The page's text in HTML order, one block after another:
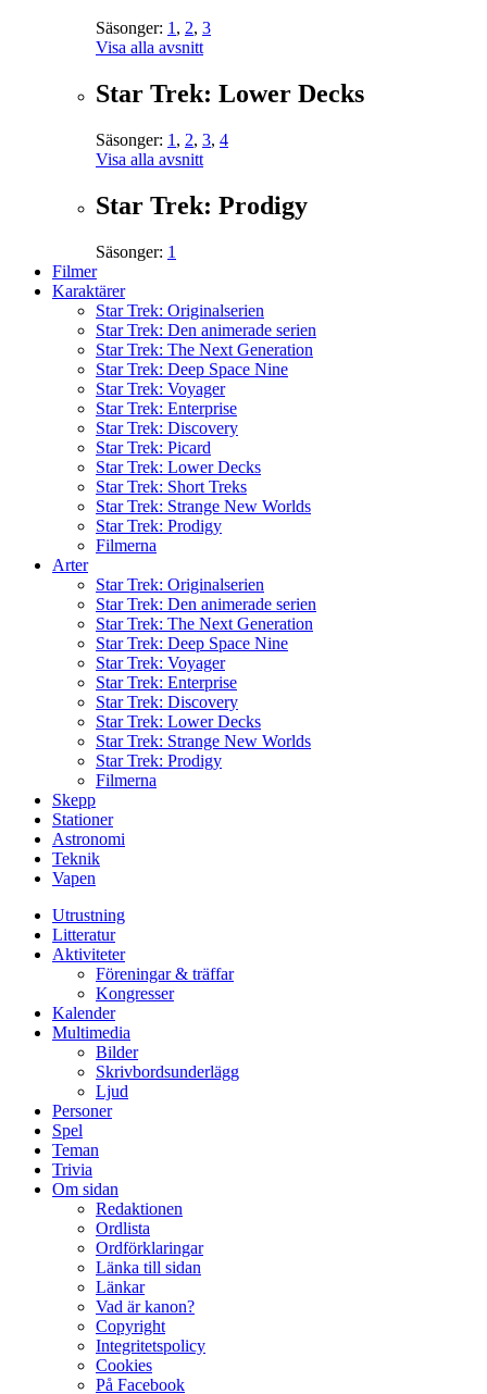
Säsonger: 1 , 2, 3
Visa alla avsnitt
Star Trek: Lower Decks
Säsonger: 1 , 2, 3, 4
Visa alla avsnitt
Star Trek: Prodigy
Säsonger: 1
Filmer
Karaktärer
Star Trek: Originalserien
Star Trek: Den animerade serien
Star Trek: The Next Generation
Star Trek: Deep Space Nine
Star Trek: Voyager
Star Trek: Enterprise
Star Trek: Discovery
Star Trek: Picard
Star Trek: Lower Decks
Star Trek: Short Treks
Star Trek: Strange New Worlds
Star Trek: Prodigy
Filmerna
Arter
Star Trek: Originalserien
Star Trek: Den animerade serien
Star Trek: The Next Generation
Star Trek: Deep Space Nine
Star Trek: Voyager
Star Trek: Enterprise
Star Trek: Discovery
Star Trek: Lower Decks
Star Trek: Strange New Worlds
Star Trek: Prodigy
Filmerna
Skepp
Stationer
Astronomi
Teknik
Vapen
Utrustning
Litteratur
Aktiviteter
Föreningar & träffar
Kongresser
Kalender
Multimedia
Bilder
Skrivbordsunderlägg
Ljud
Personer
Spel
Teman
Trivia
Om sidan
Redaktionen
Ordlista
Ordförklaringar
Länka till sidan
Länkar
Vad är kanon?
Copyright
Integritetspolicy
Cookies
På Facebook